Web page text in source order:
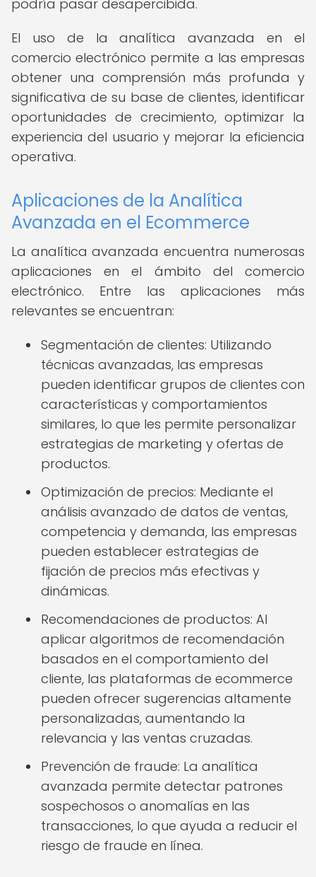
podría pasar desapercibida.
El uso de la analítica avanzada en el
comercio electrónico permite a las empresas
obtener una comprensión más profunda y
significativa de su base de clientes, identificar
oportunidades de crecimiento, optimizar la
experiencia del usuario y mejorar la eficiencia
operativa.
Aplicaciones de la Analítica
Avanzada en el Ecommerce
La analítica avanzada encuentra numerosas
aplicaciones en el ámbito del comercio
electrónico. Entre las aplicaciones más
relevantes se encuentran:
Segmentación de clientes: Utilizando
técnicas avanzadas, las empresas
pueden identificar grupos de clientes con
características y comportamientos
similares, lo que les permite personalizar
estrategias de marketing y ofertas de
productos.
Optimización de precios: Mediante el
análisis avanzado de datos de ventas,
competencia y demanda, las empresas
pueden establecer estrategias de
fijación de precios más efectivas y
dinámicas.
Recomendaciones de productos: Al
aplicar algoritmos de recomendación
basados en el comportamiento del
cliente, las plataformas de ecommerce
pueden ofrecer sugerencias altamente
personalizadas, aumentando la
relevancia y las ventas cruzadas.
Prevención de fraude: La analítica
avanzada permite detectar patrones
sospechosos o anomalías en las
transacciones, lo que ayuda a reducir el
riesgo de fraude en línea.